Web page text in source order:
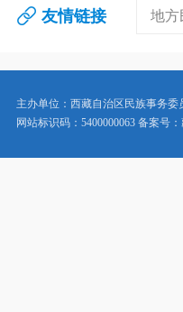
友情链接 地方
主办单位：西藏自治区民族事务
网站标识码：5400000063 备案号